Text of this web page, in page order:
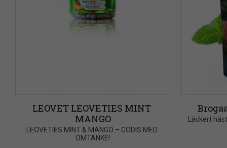
LEOVET LEOVETIES MINT
MANGO
​LEOVETIES MINT & MANGO – GODIS MED
OMTANKE!
​Läckert